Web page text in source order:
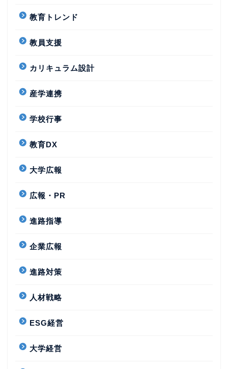
教育トレンド
教員支援
カリキュラム設計
産学連携
学校行事
教育DX
大学広報
広報・PR
進路指導
企業広報
進路対策
人材戦略
ESG経営
大学経営